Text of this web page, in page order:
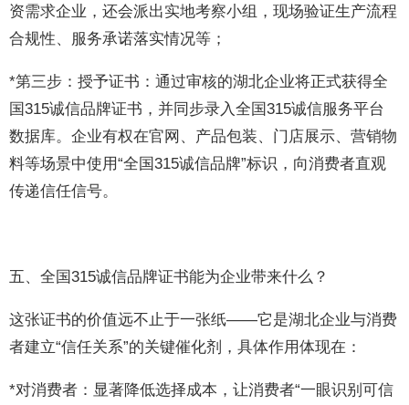
资需求企业，还会派出实地考察小组，现场验证生产流程
合规性、服务承诺落实情况等；
*第三步：授予证书：通过审核的湖北企业将正式获得全
国315诚信品牌证书，并同步录入全国315诚信服务平台
数据库。企业有权在官网、产品包装、门店展示、营销物
料等场景中使用“全国315诚信品牌”标识，向消费者直观
传递信任信号。
五、全国315诚信品牌证书能为企业带来什么？
这张证书的价值远不止于一张纸——它是湖北企业与消费
者建立“信任关系”的关键催化剂，具体作用体现在：
*对消费者：显著降低选择成本，让消费者“一眼识别可信